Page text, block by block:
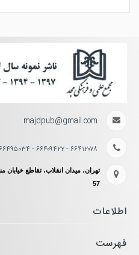
majdpub@gmail.com
۶۶۴۱۲۰۷۸ - ۶۶۴۰۹۴۲۲ - ۶۶۴۹۵۰۳۴
تهران، میدان انقلاب، تقاطع خیابان
57
اطلاعات
فهرست